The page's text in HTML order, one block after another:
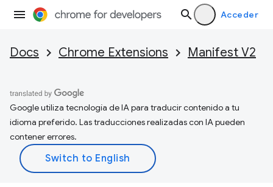
Acceder
Docs Chrome Extensions Manifest V2
Google utiliza tecnología de IA para traducir contenido a tu
idioma preferido. Las traducciones realizadas con IA pueden
contener errores.